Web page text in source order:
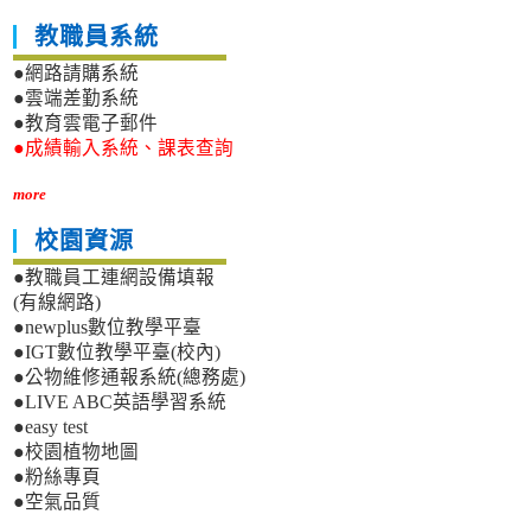
教職員系統
●網路請購系統
●雲端差勤系統
●教育雲電子郵件
●成績輸入系統、課表查詢
more
校園資源
●教職員工連網設備填報
(有線網路)
●newplus數位教學平臺
●IGT數位教學平臺(校內)
●公物維修通報系統(總務處)
●LIVE ABC英語學習系統
●easy test
●校園植物地圖
●粉絲專頁
●空氣品質